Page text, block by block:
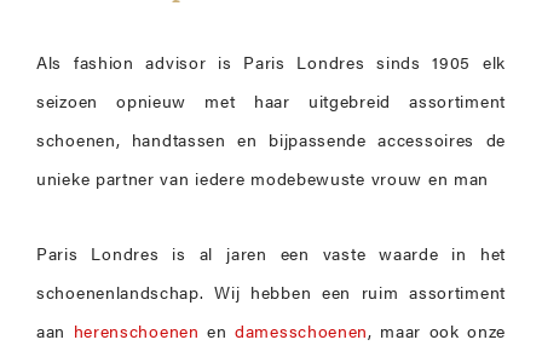
Als fashion advisor is Paris Londres sinds 1905 elk
seizoen opnieuw met haar uitgebreid assortiment
schoenen, handtassen en bijpassende accessoires de
unieke partner van iedere modebewuste vrouw en man
Paris Londres is al jaren een vaste waarde in het
schoenenlandschap. Wij hebben een ruim assortiment
aan herenschoenen endamesschoenen, maar ook onze